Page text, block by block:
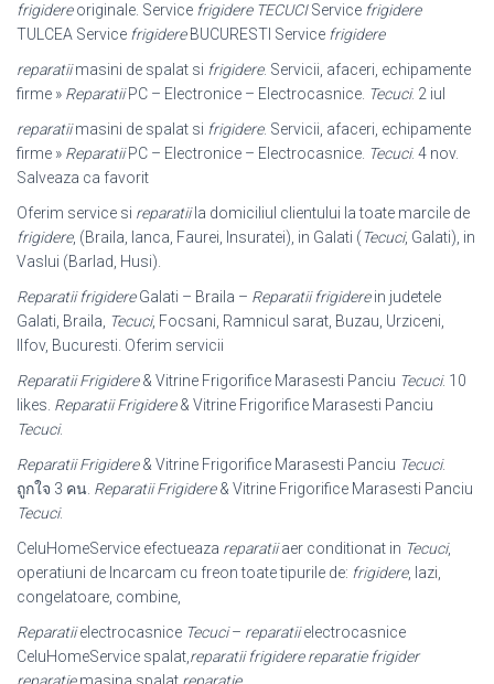
frigidereoriginale. Service frigidere TECUCIService frigidere
TULCEA Service frigidereBUCURESTI Service frigidere
reparatiimasini de spalat si frigidere. Servicii, afaceri, echipamente
firme » ReparatiiPC – Electronice – Electrocasnice. Tecuci. 2 iul
reparatiimasini de spalat si frigidere. Servicii, afaceri, echipamente
firme » ReparatiiPC – Electronice – Electrocasnice. Tecuci. 4 nov.
Salveaza ca favorit
Oferim service si reparatiila domiciliul clientului la toate marcile de
frigidere, (Braila, Ianca, Faurei, Insuratei), in Galati (Tecuci, Galati), in
Vaslui (Barlad, Husi).
Reparatii frigidereGalati – Braila – Reparatii frigiderein judetele
Galati, Braila, Tecuci, Focsani, Ramnicul sarat, Buzau, Urziceni,
Ilfov, Bucuresti. Oferim servicii
Reparatii Frigidere& Vitrine Frigorifice Marasesti Panciu Tecuci. 10
likes. Reparatii Frigidere& Vitrine Frigorifice Marasesti Panciu
Tecuci.
Reparatii Frigidere& Vitrine Frigorifice Marasesti Panciu Tecuci.
ถูกใจ 3 คน. Reparatii Frigidere& Vitrine Frigorifice Marasesti Panciu
Tecuci.
CeluHomeService efectueaza reparatiiaer conditionat in Tecuci,
operatiuni de Incarcam cu freon toate tipurile de: frigidere, lazi,
congelatoare, combine,
Reparatiielectrocasnice Tecuci– reparatiielectrocasnice
CeluHomeService spalat,reparatii frigidere reparatie frigider